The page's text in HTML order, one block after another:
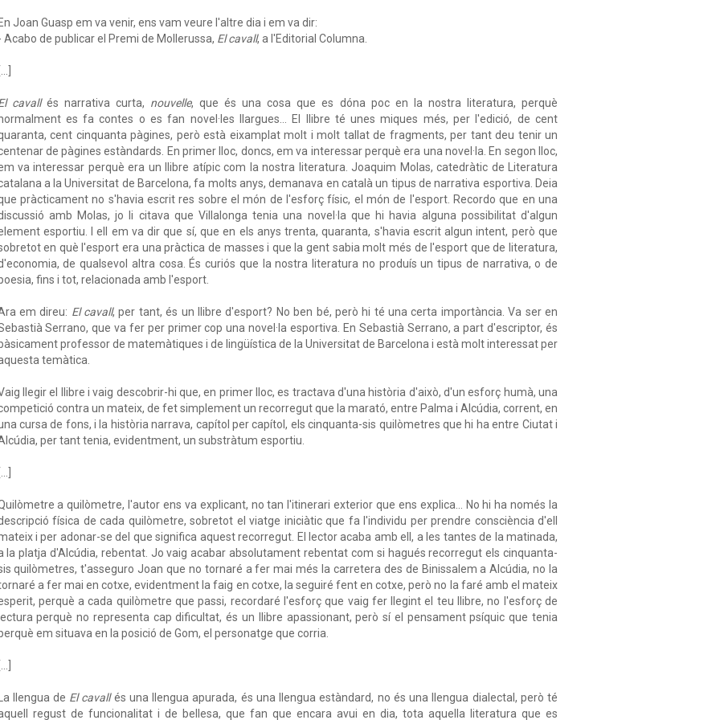
Joan Guasp em va venir, ens vam veure l'altre dia i em va dir:
Acabo de publicar el Premi de Mollerussa, El cavall, a l'Editorial Columna.
cavallés narrativa curta, nouvelle, que és una cosa que es dóna poc en la nostra literatura, perquè
es fa contes o es fan novel·les llargues... El llibre té unes miques més, per l'edició, de cent
cent cinquanta pàgines, però està eixamplat molt i molt tallat de fragments, per tant deu tenir un
de pàgines estàndards. En primer lloc, doncs, em va interessar perquè era una novel·la. En segon lloc,
va interessar perquè era un llibre atípic com la nostra literatura. Joaquim Molas, catedràtic de Literatura
a la Universitat de Barcelona, fa molts anys, demanava en català un tipus de narrativa esportiva. Deia
pràcticament no s'havia escrit res sobre el món de l'esforç físic, el món de l'esport. Recordo que en una
amb Molas, jo li citava que Villalonga tenia una novel·la que hi havia alguna possibilitat d'algun
esportiu. I ell em va dir que sí, que en els anys trenta, quaranta, s'havia escrit algun intent, però que
en què l'esport era una pràctica de masses i que la gent sabia molt més de l'esport que de literatura,
de qualsevol altra cosa. És curiós que la nostra literatura no produís un tipus de narrativa, o de
fins i tot, relacionada amb l'esport.
em direu: El cavall, per tant, és un llibre d'esport? No ben bé, però hi té una certa importància. Va ser en
Serrano, que va fer per primer cop una novel·la esportiva. En Sebastià Serrano, a part d'escriptor, és
professor de matemàtiques i de lingüística de la Universitat de Barcelona i està molt interessat per
temàtica.
llegir el llibre i vaig descobrir-hi que, en primer lloc, es tractava d'una història d'això, d'un esforç humà, una
contra un mateix, de fet simplement un recorregut que la marató, entre Palma i Alcúdia, corrent, en
cursa de fons, i la història narrava, capítol per capítol, els cinquanta-sis quilòmetres que hi ha entre Ciutat i
per tant tenia, evidentment, un substràtum esportiu.
a quilòmetre, l'autor ens va explicant, no tan l'itinerari exterior que ens explica... No hi ha només la
física de cada quilòmetre, sobretot el viatge iniciàtic que fa l'individu per prendre consciència d'ell
i per adonar-se del que significa aquest recorregut. El lector acaba amb ell, a les tantes de la matinada,
la platja d'Alcúdia, rebentat. Jo vaig acabar absolutament rebentat com si hagués recorregut els cinquanta-
quilòmetres, t'asseguro Joan que no tornaré a fer mai més la carretera des de Binissalem a Alcúdia, no la
a fer mai en cotxe, evidentment la faig en cotxe, la seguiré fent en cotxe, però no la faré amb el mateix
perquè a cada quilòmetre que passi, recordaré l'esforç que vaig fer llegint el teu llibre, no l'esforç de
perquè no representa cap dificultat, és un llibre apassionant, però sí el pensament psíquic que tenia
em situava en la posició de Gom, el personatge que corria.
llengua de El cavallés una llengua apurada, és una llengua estàndard, no és una llengua dialectal, però té
regust de funcionalitat i de bellesa, que fan que encara avui en dia, tota aquella literatura que es